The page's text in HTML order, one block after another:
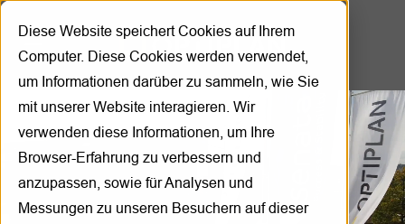
Diese Website speichert Cookies auf Ihrem
Computer. Diese Cookies werden verwendet,
um Informationen darüber zu sammeln, wie Sie
mit unserer Website interagieren. Wir
verwenden diese Informationen, um Ihre
Browser-Erfahrung zu verbessern und
anzupassen, sowie für Analysen und
Messungen zu unseren Besuchern auf dieser